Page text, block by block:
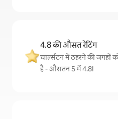
4.8 की औसत रेटिंग
चार्ल्सटन में ठहरने की जगहों
है - औसतन 5 में 4.8!